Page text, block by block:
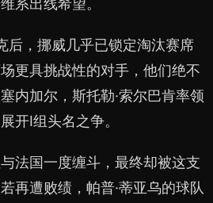
系出线希望。
后，挪威几乎已锁定淘汰赛席
更具挑战性的对手，他们绝不
内加尔，斯托勒·索尔巴肯率领
开I组头名之争。
法国一度缠斗，最终却被这支
再遭败绩，帕普·蒂亚乌的球队